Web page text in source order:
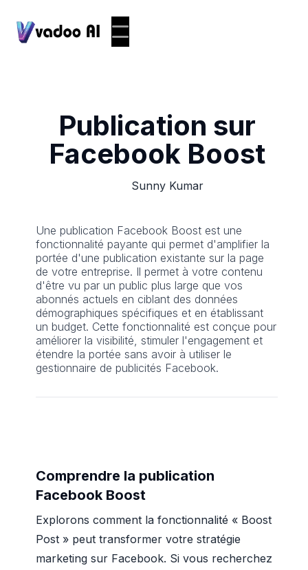
Publication sur
Facebook Boost
Sunny Kumar
Une publication Facebook Boost est une
fonctionnalité payante qui permet d'amplifier la
portée d'une publication existante sur la page
de votre entreprise. Il permet à votre contenu
d'être vu par un public plus large que vos
abonnés actuels en ciblant des données
démographiques spécifiques et en établissant
un budget. Cette fonctionnalité est conçue pour
améliorer la visibilité, stimuler l'engagement et
étendre la portée sans avoir à utiliser le
gestionnaire de publicités Facebook.
Comprendre la publication
Facebook Boost
Explorons comment la fonctionnalité « Boost
Post » peut transformer votre stratégie
marketing sur Facebook. Si vous recherchez